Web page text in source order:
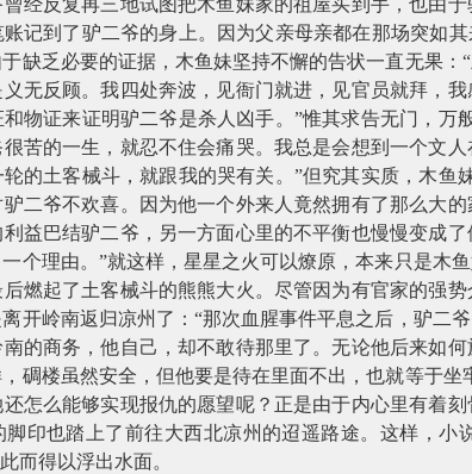
经反复再三地试图把木鱼妹家的祖屋买到手，也由
记到了驴二爷的身上。因为父亲母亲都在那场突如
缺乏必要的证据，木鱼妹坚持不懈的告状一直无果
无反顾。我四处奔波，见衙门就进，见官员就拜，
物证来证明驴二爷是杀人凶手。”惟其求告无门，
苦的一生，就忍不住会痛哭。我总是会想到一个文
的土客械斗，就跟我的哭有关。”但究其实质，木鱼
二爷不欢喜。因为他一个外来人竟然拥有了那么大
益巴结驴二爷，另一方面心里的不平衡也慢慢变成
个理由。”就这样，星星之火可以燎原，本来只是木
燃起了土客械斗的熊熊大火。尽管因为有官家的强
开岭南返归凉州了：“那次血腥事件平息之后，驴二
的商务，他自己，却不敢待那里了。无论他后来如
碉楼虽然安全，但他要是待在里面不出，也就等于
怎么能够实现报仇的愿望呢？正是由于内心里有着
脚印也踏上了前往大西北凉州的迢遥路途。这样，
而得以浮出水面。